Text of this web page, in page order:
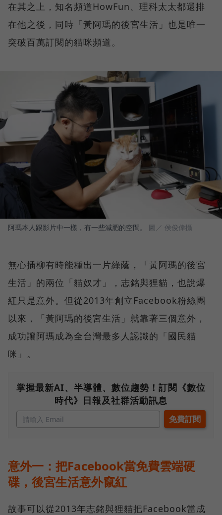
在其之上，知名頻道HowFun、理科太太都還排
在他之後，同時「黃阿瑪的後宮生活」也是唯一
突破百萬訂閱的貓咪頻道。
阿瑪本人跟影片中一樣，有一些減肥的空間。 圖／ 侯俊偉攝
無心插柳有時能種出一片綠蔭，「黃阿瑪的後宮
生活」的兩位「貓奴才」，志銘與狸貓，也說爆
紅只是意外。但從2013年創立Facebook粉絲團
以來，「黃阿瑪的後宮生活」就靠著三個意外，
成功讓阿瑪成為全台灣最多人認識的「國民貓
咪」。
掌握最新AI、半導體、數位趨勢！訂閱《數位
時代》日報及社群活動訊息
意外一：把Facebook當免費雲端硬
碟，後宮生活意外竄紅
故事可以從2013年志銘與狸貓把Facebook當成